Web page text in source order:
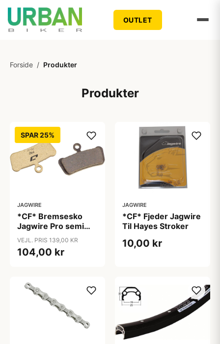
OUTLET
Forside / Produkter
Produkter
SPAR 25%
JAGWIRE
*CF* Bremsesko
Jagwire Pro semi
metal Sram Guide
Ultimate/RCS/RS/R -
Avid Trail
VEJL. PRIS 139,00 KR
104,00 kr
JAGWIRE
*CF* Fjeder Jagwire
Til Hayes Stroker
10,00 kr